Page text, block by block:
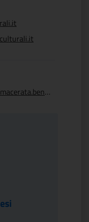
https://www.archiviodistatomacerata.beniculturali.it/sezione-camerino/